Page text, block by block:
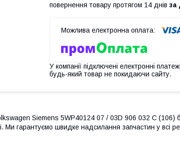
повернення товару протягом 14 днів за
У компанії підключені електронні
будь-який товар не покидаючи сайту.
Siemens 5WP40124 07 / 03D 906 032 C (106)
Ми гарантуємо швидке надсилання запчастин у всі